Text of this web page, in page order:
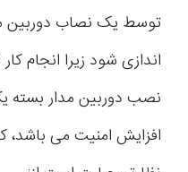
توسط یک نصاب دوربین
اندازی شود زیرا انجام
نصب دوربین مدار بسته
افزایش امنیت می باشد،